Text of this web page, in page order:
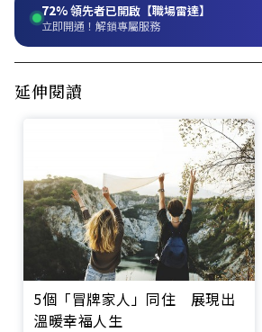
72%領先者已開啟【職場雷達】
立即開通！解鎖專屬服務
延伸閱讀
5個「冒牌家人」同住 展現出
溫暖幸福人生